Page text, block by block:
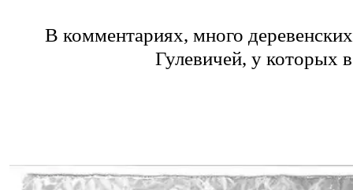
В комментариях, много
Гулевичей, у которых